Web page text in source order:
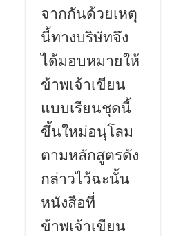
จากกันด้วยเหตุ
นี้ทางบริษัทจึง
ได้มอบหมายให้
ข้าพเจ้าเขียน
แบบเรียนชุดนี้
ขึ้นใหม่อนุโลม
ตามหลักสูตรดัง
กล่าวไว้ฉะนั้น
หนังสือที่
ข้าพเจ้าเขียน